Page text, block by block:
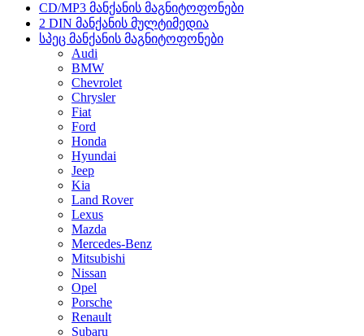
CD/MP3 მანქანის მაგნიტოფონები
2 DIN მანქანის მულტიმედია
სპეც მანქანის მაგნიტოფონები
Audi
BMW
Chevrolet
Chrysler
Fiat
Ford
Honda
Hyundai
Jeep
Kia
Land Rover
Lexus
Mazda
Mercedes-Benz
Mitsubishi
Nissan
Opel
Porsche
Renault
Subaru